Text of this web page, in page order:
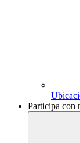
Participa con